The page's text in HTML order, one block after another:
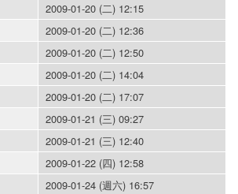
2009-01-20 (二) 12:15
2009-01-20 (二) 12:36
2009-01-20 (二) 12:50
2009-01-20 (二) 14:04
2009-01-20 (二) 17:07
2009-01-21 (三) 09:27
2009-01-21 (三) 12:40
2009-01-22 (四) 12:58
2009-01-24 (週六) 16:57